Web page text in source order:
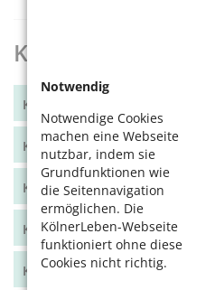
Notwendig
Notwendige Cookies
machen eine Webseite
nutzbar, indem sie
Grundfunktionen wie
die Seitennavigation
ermöglichen. Die
KölnerLeben-Webseite
funktioniert ohne diese
Cookies nicht richtig.
KölnerLeben Archiv
KölnerLeben Winter 2025
KölnerLeben Sommer 2025
KölnerLeben Frühjahr 2025
KölnerLeben Winter 2024/25
KölnerLeben Herbst 2024